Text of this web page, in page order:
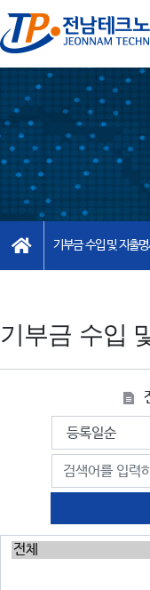
기부금 수입 및 지출
기부금 수입